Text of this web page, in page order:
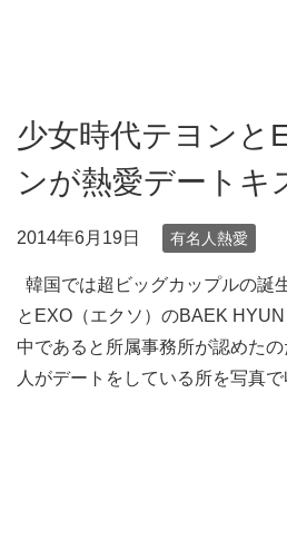
少女時代テヨンと
ンが熱愛デートキ
2014年6月19日 有名人熱愛
韓国では超ビッグカップルの誕
とEXO（エクソ）のBAEK
中であると所属事務所が認めた
人がデートをしている所を写真で